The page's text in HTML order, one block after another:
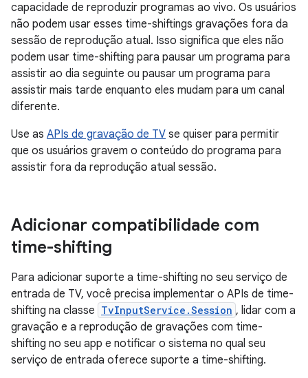
capacidade de reproduzir programas ao vivo. Os usuários
não podem usar esses time-shiftings gravações fora da
sessão de reprodução atual. Isso significa que eles não
podem usar time-shifting para pausar um programa para
assistir ao dia seguinte ou pausar um programa para
assistir mais tarde enquanto eles mudam para um canal
diferente.
Use as APIs de gravação de TV se quiser para permitir
que os usuários gravem o conteúdo do programa para
assistir fora da reprodução atual sessão.
Adicionar compatibilidade com
time-shifting
Para adicionar suporte a time-shifting no seu serviço de
entrada de TV, você precisa implementar o APIs de time-
shifting na classe TvInputService.Session , lidar com a
gravação e a reprodução de gravações com time-
shifting no seu app e notificar o sistema no qual seu
serviço de entrada oferece suporte a time-shifting.